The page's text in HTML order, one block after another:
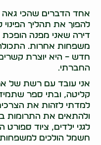
אחד הדברים שהכי
להפוך את תהליך
דירה שאני מפנה
משפחות אחרות.
חדש – היא יוצרת
החברתי.
אני עובד עם רשת של
קליטה, ובתי ספר שתמיד
למדתי לזהות את
ולהתאים את התרומות
לגני ילדים, ציוד ספורט
חשמל הולכים